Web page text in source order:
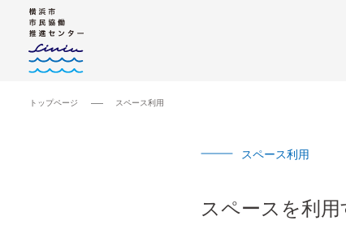
トップページ スペース利用
スペース利用
スペースを利⽤